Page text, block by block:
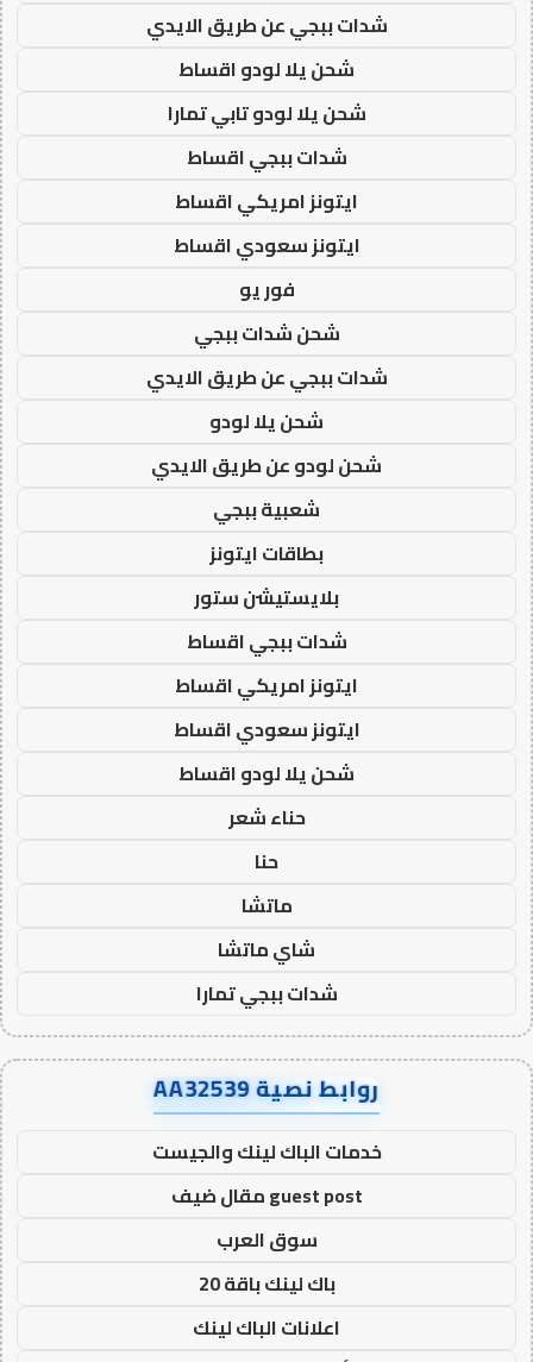
شدات ببجي عن طريق الايدي
شحن يلا لودو اقساط
شحن يلا لودو تابي تمارا
شدات ببجي اقساط
ايتونز امريكي اقساط
ايتونز سعودي اقساط
فور يو
شحن شدات ببجي
شدات ببجي عن طريق الايدي
شحن يلا لودو
شحن لودو عن طريق الايدي
شعبية ببجي
بطاقات ايتونز
بلايستيشن ستور
شدات ببجي اقساط
ايتونز امريكي اقساط
ايتونز سعودي اقساط
شحن يلا لودو اقساط
حناء شعر
حنا
ماتشا
شاي ماتشا
شدات ببجي تمارا
روابط نصية AA32539
خدمات الباك لينك والجيست
guest post مقال ضيف
سوق العرب
باك لينك باقة 20
اعلانات الباك لينك